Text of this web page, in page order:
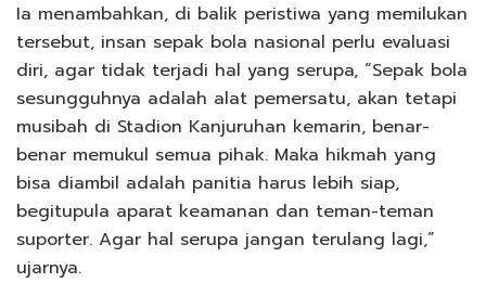
Ia menambahkan, di balik peristiwa yang memilukan
tersebut, insan sepak bola nasional perlu evaluasi
diri, agar tidak terjadi hal yang serupa, “Sepak bola
sesungguhnya adalah alat pemersatu, akan tetapi
musibah di Stadion Kanjuruhan kemarin, benar-
benar memukul semua pihak. Maka hikmah yang
bisa diambil adalah panitia harus lebih siap,
begitupula aparat keamanan dan teman-teman
suporter. Agar hal serupa jangan terulang lagi,”
ujarnya.